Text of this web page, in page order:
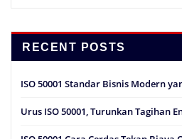
RECENT POSTS
ISO 50001 Standar Bisnis Modern
Urus ISO 50001, Turunkan Tagihan